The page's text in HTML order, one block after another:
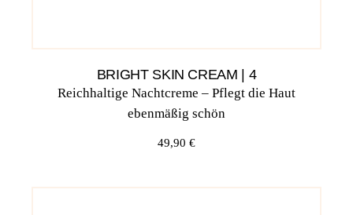
BRIGHT SKIN CREAM | 4
Reichhaltige Nachtcreme – Pflegt die Haut
ebenmäßig schön
49,90 €